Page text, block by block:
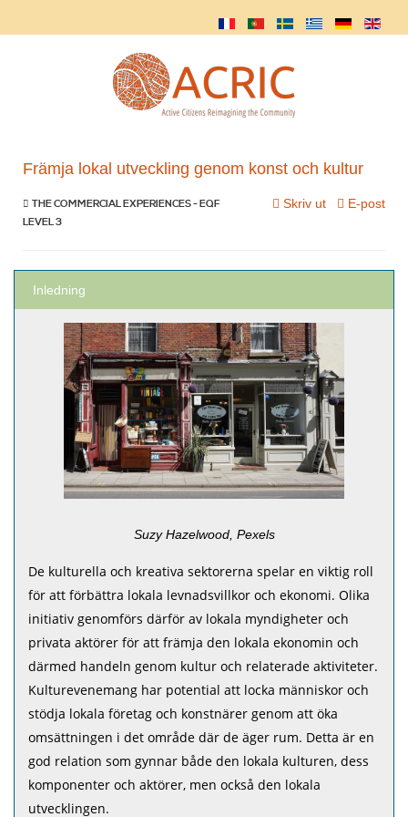
Främja lokal utveckling genom konst och kultur
Skriv ut E-post
THE COMMERCIAL EXPERIENCES - EQF
LEVEL 3
Inledning
Suzy Hazelwood, Pexels
De kulturella och kreativa sektorerna spelar en viktig roll
för att förbättra lokala levnadsvillkor och ekonomi. Olika
initiativ genomförs därför av lokala myndigheter och
privata aktörer för att främja den lokala ekonomin och
därmed handeln genom kultur och relaterade aktiviteter.
Kulturevenemang har potential att locka människor och
stödja lokala företag och konstnärer genom att öka
omsättningen i det område där de äger rum. Detta är en
god relation som gynnar både den lokala kulturen, dess
komponenter och aktörer, men också den lokala
utvecklingen.